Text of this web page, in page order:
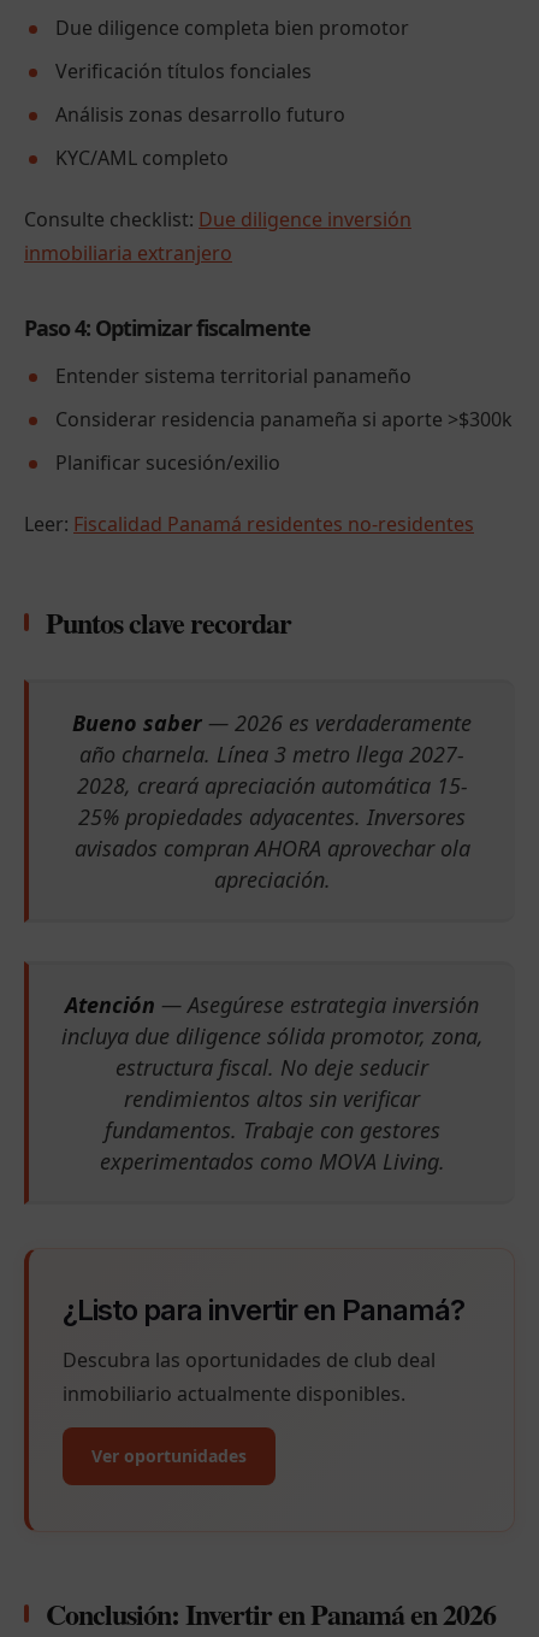
Due diligence completa bien promotor
Verificación títulos fonciales
Análisis zonas desarrollo futuro
KYC/AML completo
Consulte checklist: Due diligence inversión
inmobiliaria extranjero
Paso 4: Optimizar fiscalmente
Entender sistema territorial panameño
Considerar residencia panameña si aporte >$300k
Planificar sucesión/exilio
Leer: Fiscalidad Panamá residentes no-residentes
Puntos clave recordar
Bueno saber — 2026 es verdaderamente
año charnela. Línea 3 metro llega 2027-
2028, creará apreciación automática 15-
25% propiedades adyacentes. Inversores
avisados compran AHORA aprovechar ola
apreciación.
Atención — Asegúrese estrategia inversión
incluya due diligence sólida promotor, zona,
estructura fiscal. No deje seducir
rendimientos altos sin verificar
fundamentos. Trabaje con gestores
experimentados como MOVA Living.
¿Listo para invertir en Panamá?
Descubra las oportunidades de club deal
inmobiliario actualmente disponibles.
Ver oportunidades
Conclusión: Invertir en Panamá en 2026